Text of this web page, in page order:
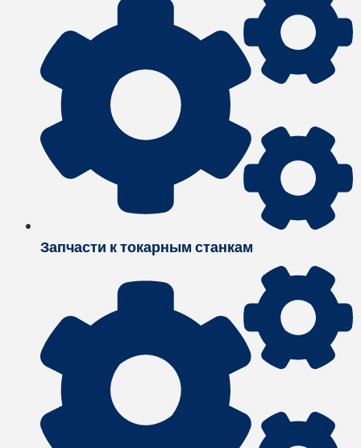
Запчасти к токарным станкам